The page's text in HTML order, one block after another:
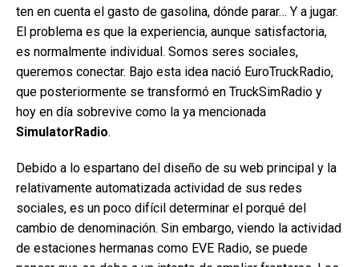
ten en cuenta el gasto de gasolina, dónde parar… Y a jugar.
El problema es que la experiencia, aunque satisfactoria,
es normalmente individual. Somos seres sociales,
queremos conectar. Bajo esta idea nació EuroTruckRadio,
que posteriormente se transformó en TruckSimRadio y
hoy en día sobrevive como la ya mencionada
SimulatorRadio.
Debido a lo espartano del diseño de su web principal y la
relativamente automatizada actividad de sus redes
sociales, es un poco difícil determinar el porqué del
cambio de denominación. Sin embargo, viendo la actividad
de estaciones hermanas como EVE Radio, se puede